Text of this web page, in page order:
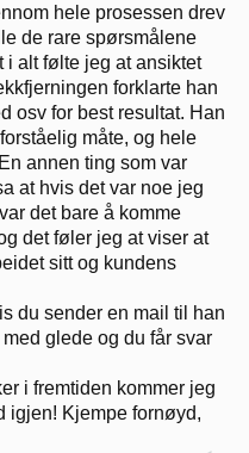
hele prosessen drev
de rare spørsmålene
i alt følte jeg at ansiktet
forklarte han
osv for best resultat. Han
måte, og hele
annen ting som var
at hvis det var noe jeg
det bare å komme
det føler jeg at viser at
sitt og kundens
du sender en mail til han
glede og du får svar
i fremtiden kommer jeg
igjen! Kjempe fornøyd,